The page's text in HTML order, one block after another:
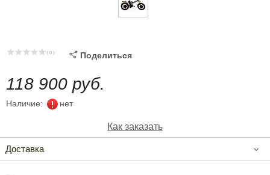
( 0 )  Поделиться
118 900 руб.
Наличие: нет
Как заказать
Доставка